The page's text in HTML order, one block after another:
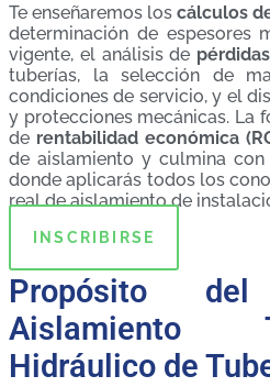
Te enseñaremos los cálculos
determinación de espesores
vigente, el análisis de
tuberías, la selección de
condiciones de servicio, y el
y protecciones mecánicas. La
de rentabilidad económica
de aislamiento y culmina con
donde aplicarás todos los
real de aislamiento de
INSCRIBIRSE
Propósito
Aislamiento
Hidráulico de